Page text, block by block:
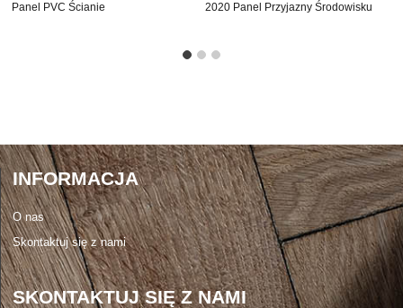
Panel PVC Ścianie
2020 Panel Przyjazny Środowisku
INFORMACJA
O nas
Skontaktuj się z nami
SKONTAKTUJ SIĘ Z NAMI